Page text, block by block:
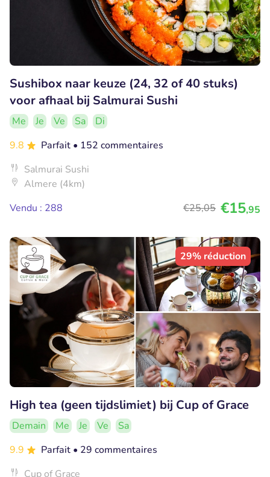
Sushibox naar keuze (24, 32 of 40 stuks)
voor afhaal bij Salmurai Sushi
Me Je Ve Sa
Di
9.8
Parfait • 152 commentaires
Salmurai Sushi
Almere (4km)
Vendu : 288
€25,05 €15,95
29% réduction
High tea (geen tijdslimiet) bij Cup of Grace
Demain Me Je Ve
Sa
9.9
Parfait • 29 commentaires
Cup of Grace